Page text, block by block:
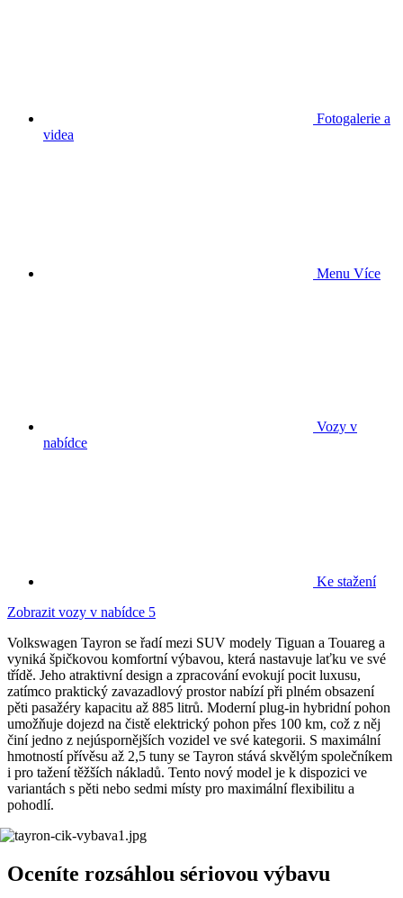
Fotogalerie a
videa
Menu Více
Vozy v
nabídce
Ke stažení
Zobrazit vozy v nabídce 5
Volkswagen Tayron se řadí mezi SUV modely Tiguan a Touareg a
vyniká špičkovou komfortní výbavou, která nastavuje laťku ve své
třídě. Jeho atraktivní design a zpracování evokují pocit luxusu,
zatímco praktický zavazadlový prostor nabízí při plném obsazení
pěti pasažéry kapacitu až 885 litrů. Moderní plug-in hybridní pohon
umožňuje dojezd na čistě elektrický pohon přes 100 km, což z něj
činí jedno z nejúspornějších vozidel ve své kategorii. S maximální
hmotností přívěsu až 2,5 tuny se Tayron stává skvělým společníkem
i pro tažení těžších nákladů. Tento nový model je k dispozici ve
variantách s pěti nebo sedmi místy pro maximální flexibilitu a
pohodlí.
Oceníte rozsáhlou sériovou výbavu